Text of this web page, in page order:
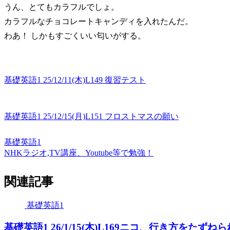
うん、とてもカラフルでしょ。
カラフルなチョコレートキャンディを入れたんだ。
わあ！ しかもすごくいい匂いがする。
基礎英語1 25/12/11(木)L149 復習テスト
基礎英語1 25/12/15(月)L151 フロストマスの願い
基礎英語1
NHKラジオ,TV講座、Youtube等で勉強！
関連記事
基礎英語1
基礎英語1 26/1/15(木)L169ニコ、行き方をたずねら